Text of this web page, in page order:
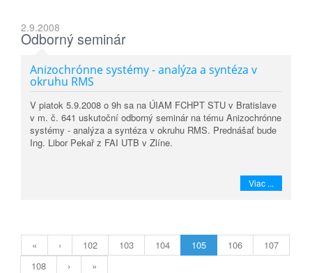
2.9.2008
Odborný seminár
Anizochrónne systémy - analýza a syntéza v
okruhu RMS
V piatok 5.9.2008 o 9h sa na ÚIAM FCHPT STU v Bratislave
v m. č. 641 uskutoční odborný seminár na tému Anizochrónne
systémy - analýza a syntéza v okruhu RMS. Prednášať bude
Ing. Libor Pekař z FAI UTB v Zlíne.
Viac ...
« ‹ 102 103 104 105 106
107
108
› »